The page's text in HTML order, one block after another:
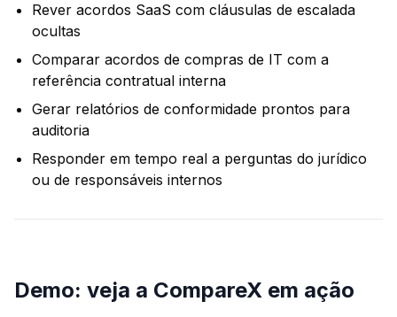
Rever acordos SaaS com cláusulas de escalada
ocultas
Comparar acordos de compras de IT com a
referência contratual interna
Gerar relatórios de conformidade prontos para
auditoria
Responder em tempo real a perguntas do jurídico
ou de responsáveis internos
Demo: veja a CompareX em ação